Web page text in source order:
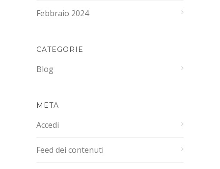
Febbraio 2024
CATEGORIE
Blog
META
Accedi
Feed dei contenuti